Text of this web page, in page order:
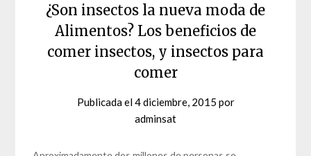
¿Son insectos la nueva moda de
Alimentos? Los beneficios de
comer insectos, y insectos para
comer
Publicada el4 diciembre, 2015 por
adminsat